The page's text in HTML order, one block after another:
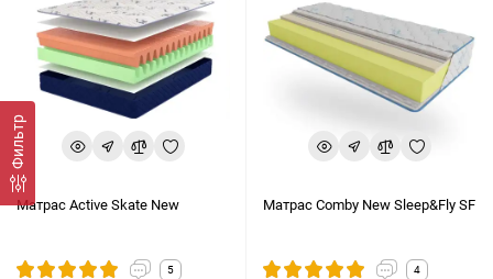
Фильтр
Матрас Active Skate New
5
Матрас Comby New Sleep&Fly SF
4